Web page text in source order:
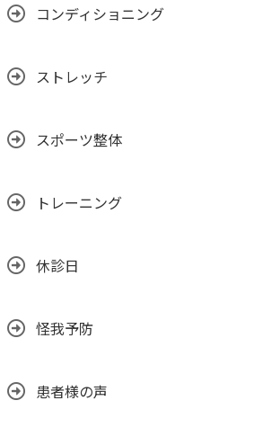
コンディショニング
ストレッチ
スポーツ整体
トレーニング
休診日
怪我予防
患者様の声